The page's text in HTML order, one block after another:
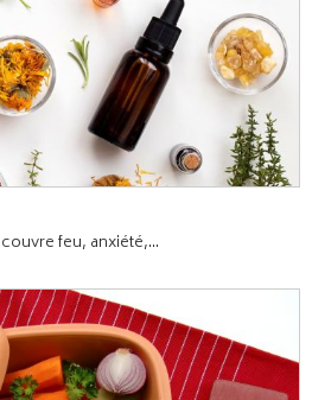
feu, anxiété,...